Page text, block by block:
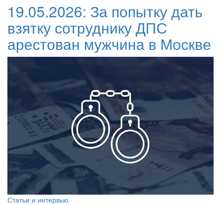
19.05.2026: За попытку дать
взятку сотруднику ДПС
арестован мужчина в Москве
Статьи и интервью